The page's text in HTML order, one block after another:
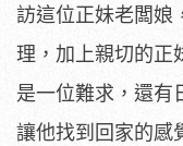
訪這位正妹老闆娘
理，加上親切的正
是一位難求，還有
讓他找到回家的感